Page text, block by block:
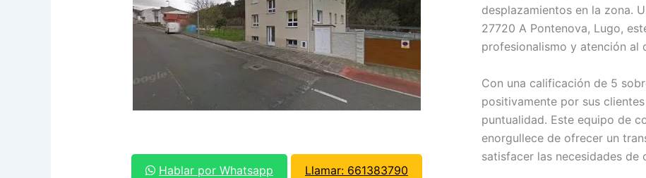
Hablar por Whatsapp Llamar: 661383790
desplazamientos en la zona.
27720 A Pontenova, Lugo,
profesionalismo y atención al
Con una calificación de 5
positivamente por sus
puntualidad. Este equipo de
enorgullece de ofrecer un
satisfacer las necesidades de